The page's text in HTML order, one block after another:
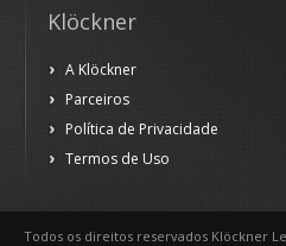
Klöckner
A Klöckner
Parceiros
Política de Privacidade
Termos de Uso
Todos os direitos reservados Klöckner